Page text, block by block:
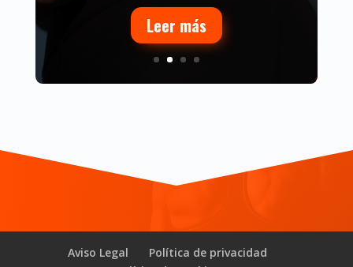
Leer más
Aviso Legal
Política de privacidad